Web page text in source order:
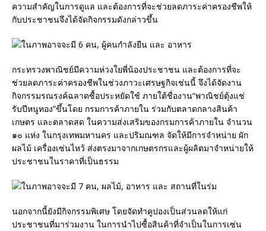
ความสำคัญในการดูแล และต้องการที่จะช่วยลดภาระค่าครองชีพให้
กับประชาชนจึงได้จัดกิจกรรมดังกล่าวขึ้น
กระทรวงพาณิชย์มีความห่วงใยพี่น้องประชาชน และต้องการที่จะ
ช่วยลดภาระค่าครองชีพในช่วงภาวะเศรษฐกิจเช่นนี้ จึงได้จัดงาน
กิจกรรมรณรงค์ฉลาดซื้อประหยัดใช้ ภายใต้ชื่องาน“พาณิชย์ตุ้งแช่
รับปีหนูทอง”ขึ้นโดย กรมการค้าภายใน ร่วมกับตลาดกลางสินค้า
เกษตร และตลาดสด ในความส่งเสริมของกรมการค้าภายใน จำนวน
๑๐ แห่ง ในกรุงเทพมหานคร และปริมณฑล จัดให้มีการจำหน่าย ผัก
ผลไม้ เครื่องเซ่นไหว้ ส่งตรงมาจากเกษตรกรและผู้ผลิตมาจำหน่ายให้
ประชาชนในราคาที่เป็นธรรม
นอกจากนี้ยังมีกิจกรรมพิเศษ โดยจัดทำคูปองเป็นส่วนลดให้แก่
ประชาชนที่มาร่วมงาน ในการนำไปซื้อสินค้าที่จำเป็นในการเซ่น